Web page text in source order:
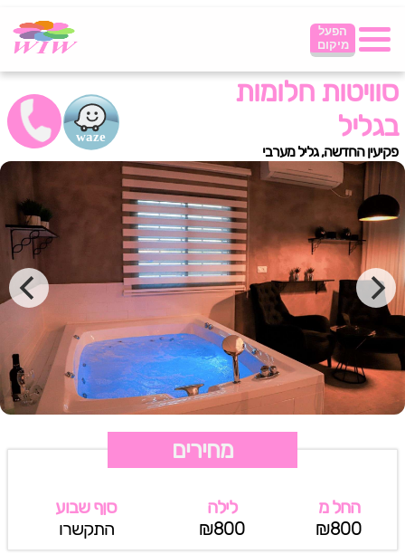
הפעל
מיקום
סוויטות חלומות
בגליל
פקיעין החדשה, גליל מערבי
מחירים
החל מ
₪800
לילה
₪800
סןף שבוע
התקשרו